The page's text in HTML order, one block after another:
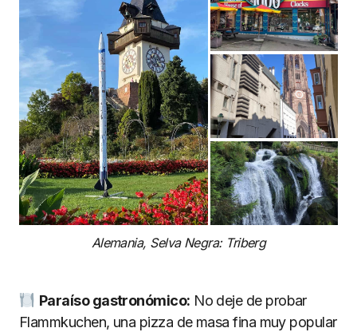
Alemania, Selva Negra: Triberg
Paraíso gastronómico: No deje de probar
Flammkuchen, una pizza de masa fina muy popular